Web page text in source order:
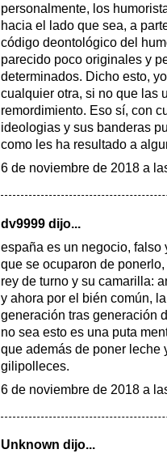
personalmente, los
hacia el lado que sea, a
código deontológico del
parecido poco originales y
determinados. Dicho esto,
cualquier otra, si no que las
remordimiento. Eso sí, con
ideologias y sus banderas
como les ha resultado a
6 de noviembre de 2018 a
dv9999 dijo...
españa es un negocio, falso
que se ocuparon de
rey de turno y su camarilla:
y ahora por el bién común,
generación tras generación
no sea esto es una puta
que además de poner leche
gilipolleces.
6 de noviembre de 2018 a
Unknown dijo...